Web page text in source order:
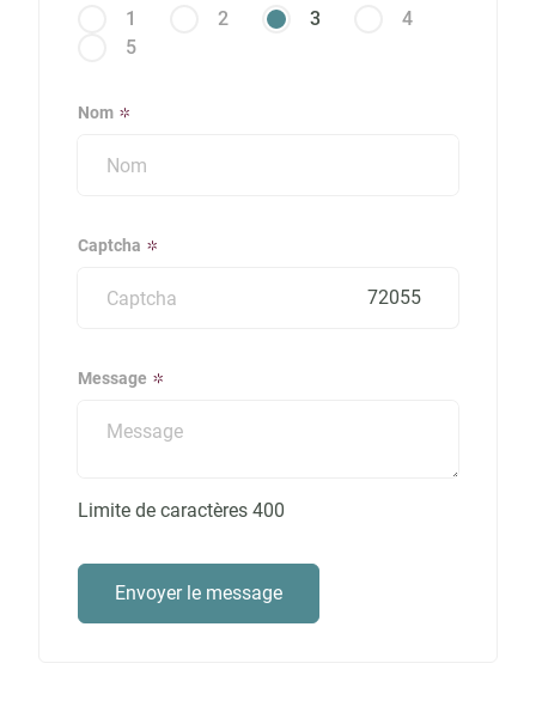
1 2 3
4
5
Nom
Captcha
72055
Message
Limite de caractères 400
Envoyer le message